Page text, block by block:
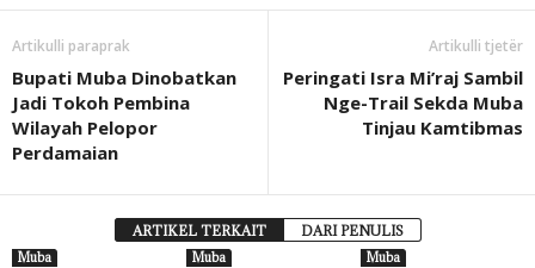
Artikulli paraprak
Bupati Muba Dinobatkan
Jadi Tokoh Pembina
Wilayah Pelopor
Perdamaian
Artikulli tjetër
Peringati Isra Mi’raj Sambil
Nge-Trail Sekda Muba
Tinjau Kamtibmas
ARTIKEL TERKAIT DARI PENULIS
Muba Muba Muba